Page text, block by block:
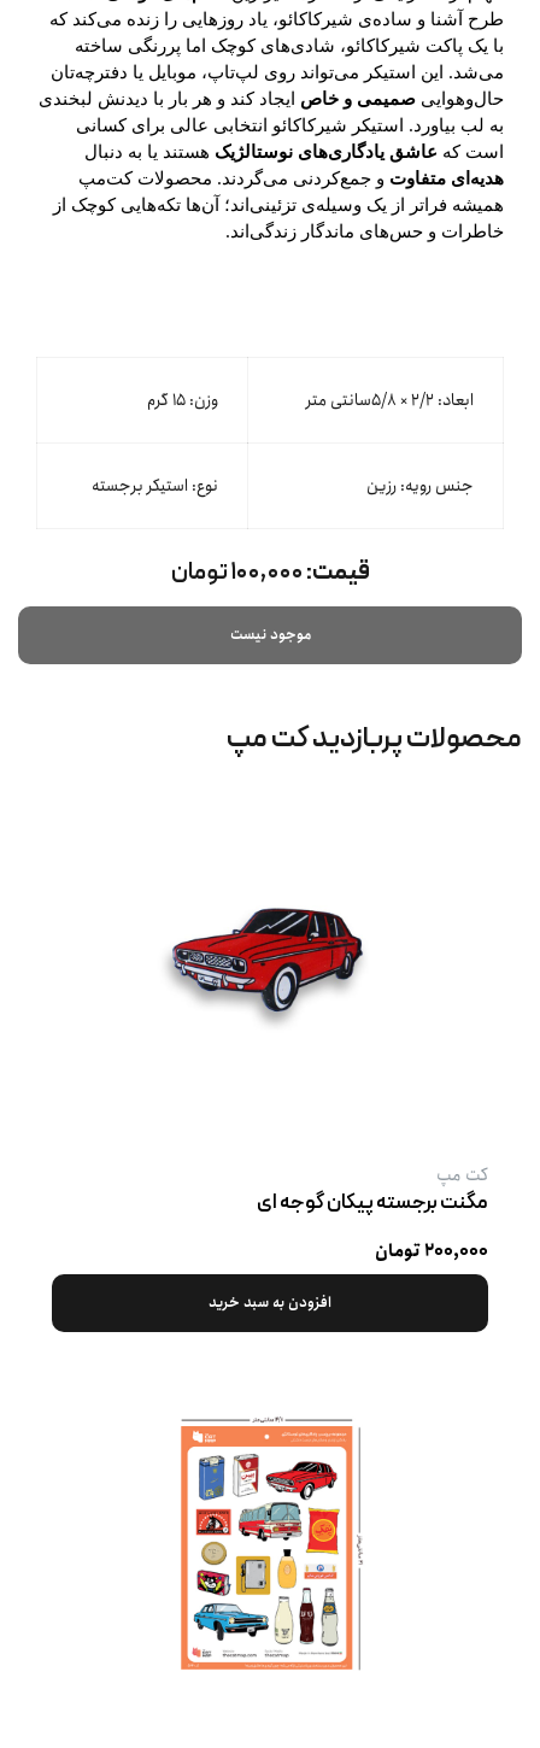
طرح آشنا و ساده‌ی شیرکاکائو، یاد روزهایی را زنده می‌کند که
با یک پاکت شیرکاکائو، شادی‌های کوچک اما پررنگی ساخته
می‌شد. این استیکر می‌تواند روی لپ‌تاپ، موبایل یا دفترچه‌تان
حال‌وهوایی صمیمی و خاص ایجاد کند و هر بار با دیدنش لبخندی
به لب بیاورد. استیکر شیرکاکائو انتخابی عالی برای کسانی
است که عاشق یادگاری‌های نوستالژیک هستند یا به دنبال
هدیه‌ای متفاوت و جمع‌کردنی می‌گردند. محصولات کت‌مپ
همیشه فراتر از یک وسیله‌ی تزئینی‌اند؛ آن‌ها تکه‌هایی کوچک از
خاطرات و حس‌های ماندگار زندگی‌اند.
ابعاد: ۲/۲ × ۵/۸سانتی متر وزن: ۱۵ گرم
جنس رویه: رزین نوع: استیکر برجسته
قیمت:۱۰۰,۰۰۰ تومان
موجود نیست
محصولات پربازدید کت‌ مپ
کت‌ مپ
مگنت برجسته پیکان گوجه ‌ای
۲۰۰,۰۰۰ تومان
افزودن به سبد خرید